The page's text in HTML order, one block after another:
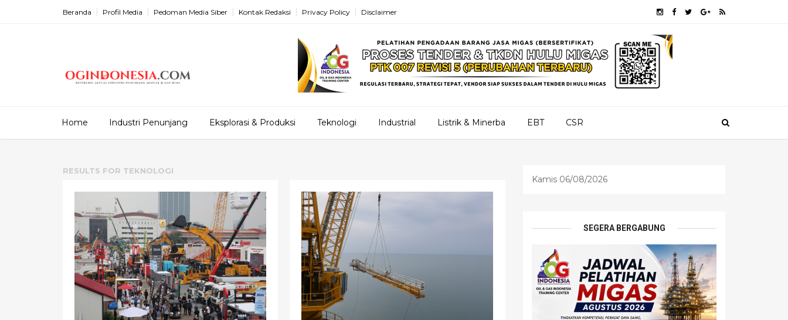
Beranda Profil Media Pedoman Media Siber Kontak Redaksi Privacy Policy Disclaimer
Home Industri Penunjang Eksplorasi & Produksi Teknologi Industrial Listrik & Minerba EBT CSR
RESULTS FOR TEKNOLOGI
Kamis 06/08/2026
SEGERA BERGABUNG